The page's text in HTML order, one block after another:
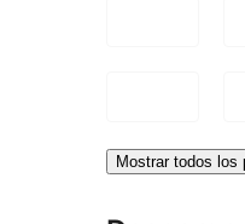
Mostrar todos los